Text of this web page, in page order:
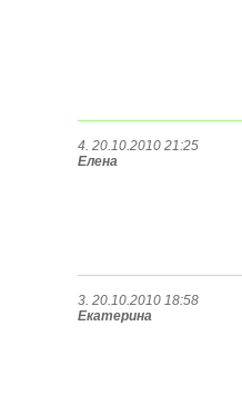
4. 20.10.2010 21:25
Елена
3. 20.10.2010 18:58
Екатерина